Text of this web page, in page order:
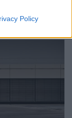
Policy